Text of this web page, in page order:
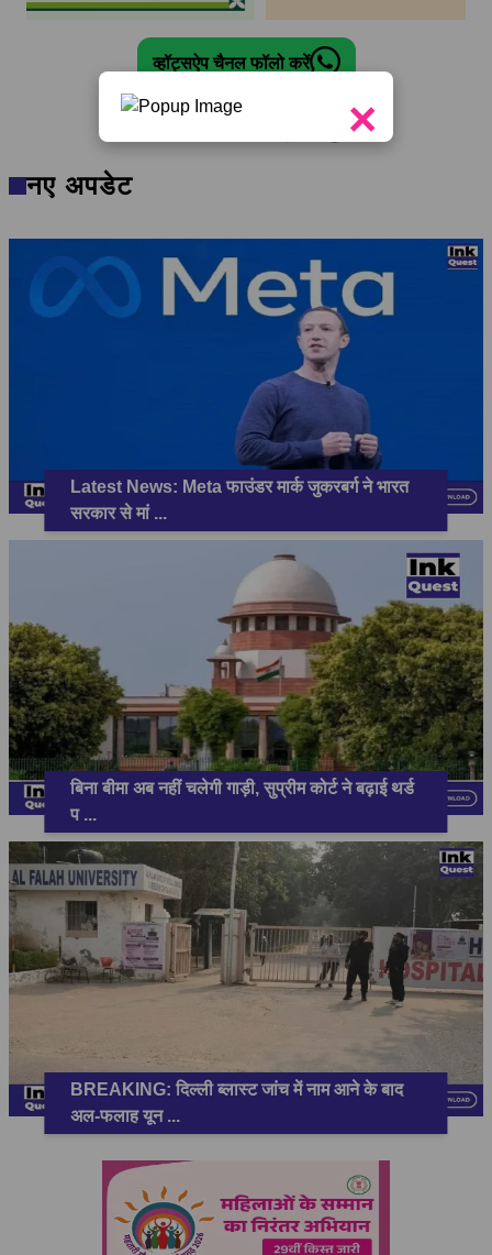
×
व्हॉट्सऐप चैनल फॉलो करें
नए अपडेट
Latest News: Meta फाउंडर मार्क जुकरबर्ग ने भारत
सरकार से मां...
बिना बीमा अब नहीं चलेगी गाड़ी, सुप्रीम कोर्ट ने बढ़ाई थर्ड
प...
BREAKING: दिल्ली ब्लास्ट जांच में नाम आने के बाद
अल-फलाह यून...